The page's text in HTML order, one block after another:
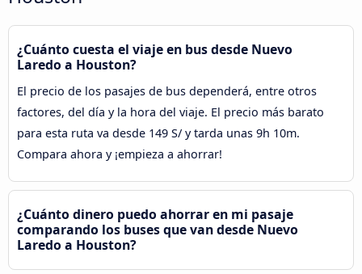
¿Cuánto cuesta el viaje en bus desde Nuevo
Laredo a Houston?
El precio de los pasajes de bus dependerá, entre otros
factores, del día y la hora del viaje. El precio más barato
para esta ruta va desde 149 S/ y tarda unas 9h 10m.
Compara ahora y ¡empieza a ahorrar!
¿Cuánto dinero puedo ahorrar en mi pasaje
comparando los buses que van desde Nuevo
Laredo a Houston?